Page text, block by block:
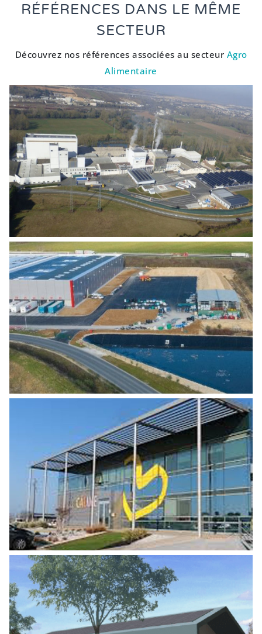
RÉFÉRENCES DANS LE MÊME
SECTEUR
Découvrez nos références associées au secteur Agro
Alimentaire
ETUDE FAISABILITÉ RÉCUPÉRATION
ENERGIE FATALE
Agro Alimentaire,Industrie
EXTENSION D’UN HANGAR DE STOCKAGE
LOGISTIQUE
Industrie
AUDIT ÉNERGÉTIQUE LA MIE CALINE
Agro Alimentaire,Industrie
CONSTRUCTION D’UN ATELIER DE
TRANSFORMATION